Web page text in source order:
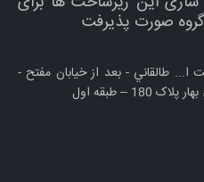
صورت پذیرفت
ا... طالقاني - بعد از خیابان مفتح -
– طبقه اول